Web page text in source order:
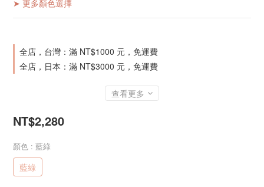
➤ 更多顏色選擇
全店，台灣：滿 NT$1000 元，免運費
全店，日本：滿 NT$3000 元，免運費
查看更多
NT$2,280
顏色 : 藍綠
藍綠